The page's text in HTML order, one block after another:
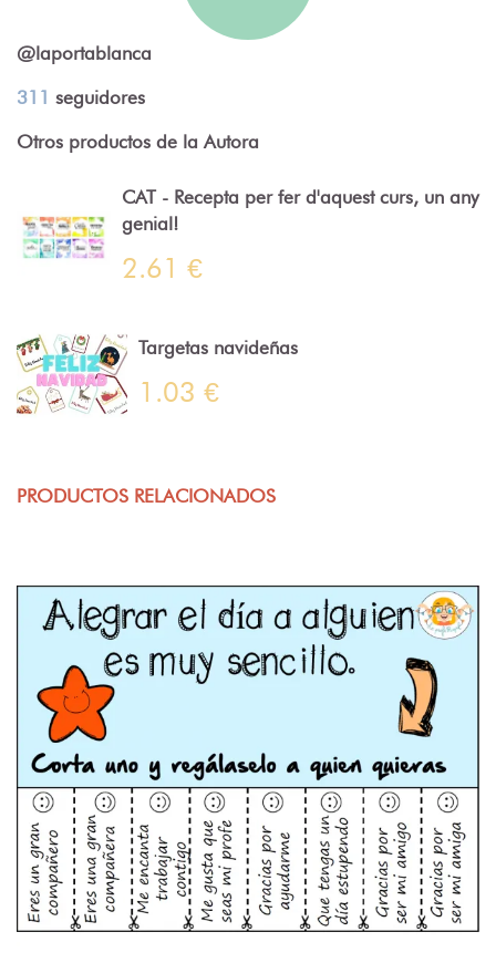
@laportablanca
311 seguidores
Otros productos de la Autora
CAT - Recepta per fer d'aquest curs, un any
genial!
2.61 €
Targetas navideñas
1.03 €
PRODUCTOS RELACIONADOS